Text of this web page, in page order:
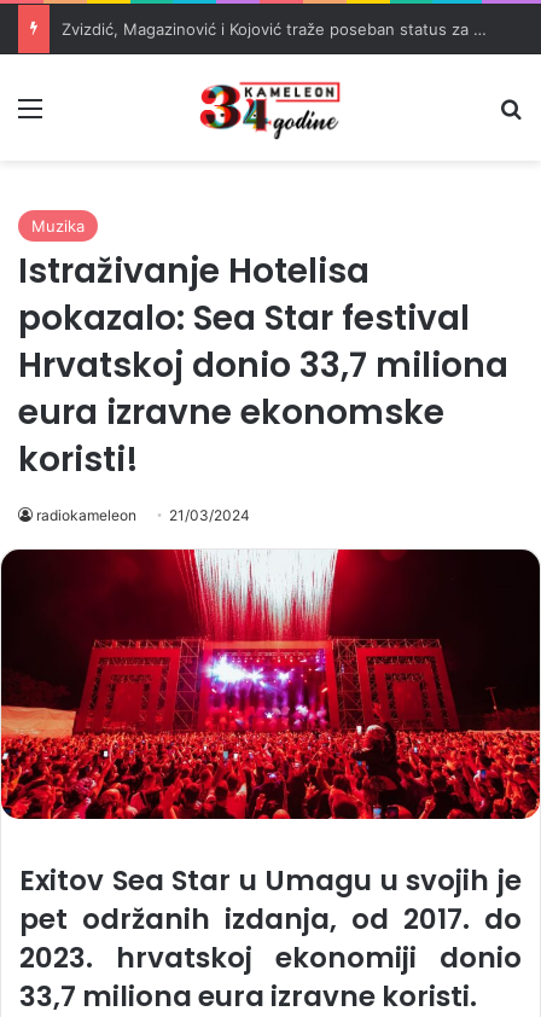
Masakr u školi u blizini Bangkoka: učenik ubio babu i dedu, pa pucao na nastavnike i đake
Muzika
Istraživanje Hotelisa
pokazalo: Sea Star festival
Hrvatskoj donio 33,7 miliona
eura izravne ekonomske
koristi!
radiokameleon 21/03/2024
Exitov Sea Star u Umagu u svojih je
pet održanih izdanja, od 2017. do
2023. hrvatskoj ekonomiji donio
33,7 miliona eura izravne koristi.